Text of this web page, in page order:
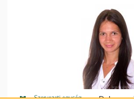
Szervezeti egység